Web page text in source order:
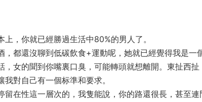
，你就已經勝過生活中80%的男人了。
，都還沒聊到低碳飲食+運動呢，她就已經覺得我是一
，女的聞到你嘴裏口臭，可能轉頭就想離開。東扯西
對自己有一個标準和要求。
留在性這一層次的，我隻能說，你的路還很長，甚至連